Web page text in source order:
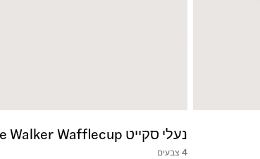
נעלי סקייט Skate Kyle Walker Wafflecup
4 צבעים